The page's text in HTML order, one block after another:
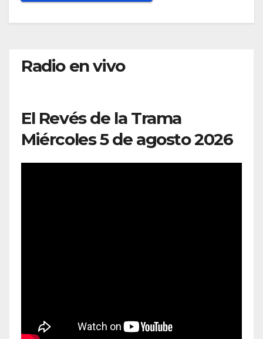
Radio en vivo
El Revés de la Trama
Miércoles 5 de agosto 2026